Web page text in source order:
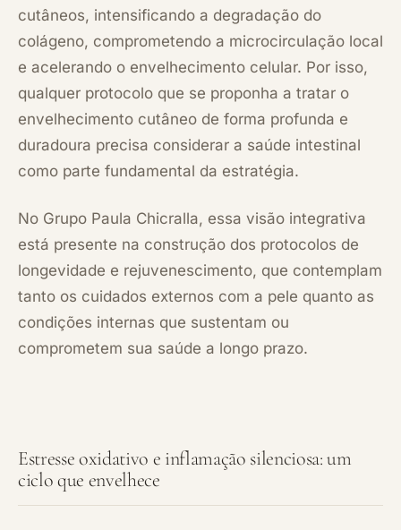
cutâneos, intensificando a degradação do
colágeno, comprometendo a microcirculação local
e acelerando o envelhecimento celular. Por isso,
qualquer protocolo que se proponha a tratar o
envelhecimento cutâneo de forma profunda e
duradoura precisa considerar a saúde intestinal
como parte fundamental da estratégia.
No Grupo Paula Chicralla, essa visão integrativa
está presente na construção dos protocolos de
longevidade e rejuvenescimento, que contemplam
tanto os cuidados externos com a pele quanto as
condições internas que sustentam ou
comprometem sua saúde a longo prazo.
Estresse oxidativo e inflamação silenciosa: um
ciclo que envelhece